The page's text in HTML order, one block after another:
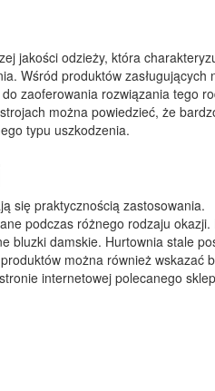
jakości odzieży, która
Wśród produktów zasługujących
zaoferowania rozwiązania tego
można powiedzieć, że
typu uszkodzenia.
się praktycznością zastosowania.
podczas różnego rodzaju okazji.
bluzki damskie. Hurtownia stale
można również wskazać
internetowej polecanego